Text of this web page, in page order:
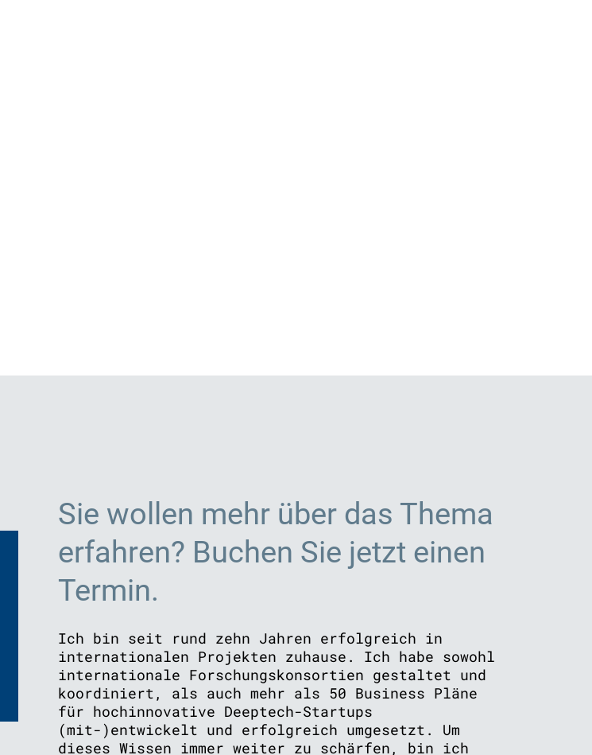
Sie wollen mehr über das Thema
erfahren? Buchen Sie jetzt einen
Termin.
Ich bin seit rund zehn Jahren erfolgreich in
internationalen Projekten zuhause. Ich habe sowohl
internationale Forschungskonsortien gestaltet und
koordiniert, als auch mehr als 50 Business Pläne
für hochinnovative Deeptech-Startups
(mit-)entwickelt und erfolgreich umgesetzt. Um
dieses Wissen immer weiter zu schärfen, bin ich